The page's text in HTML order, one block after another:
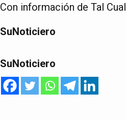
Con información de Tal Cual
SuNoticiero
SuNoticiero